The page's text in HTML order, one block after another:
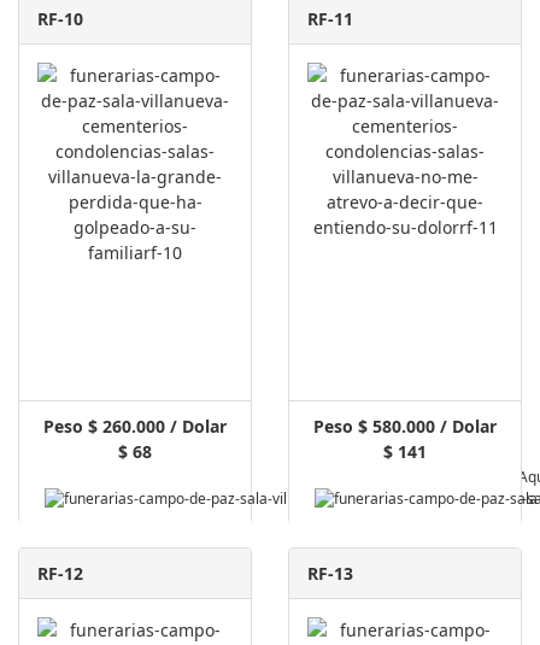
RF-10
Peso $ 260.000 / Dolar
$ 68
Pagar
RF-11
Peso $ 580.000 / Dolar
$ 141
RF-12 RF-13